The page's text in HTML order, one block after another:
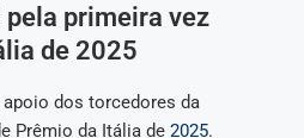
primeira vez
de 2025
dos torcedores da
Prêmio da Itália de 2025.